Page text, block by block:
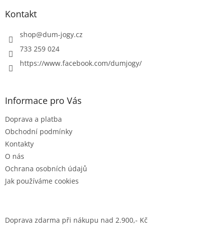
Kontakt
shop@dum-jogy.cz
733 259 024
https://www.facebook.com/dumjogy/
Informace pro Vás
Doprava a platba
Obchodní podmínky
Kontakty
O nás
Ochrana osobních údajů
Jak používáme cookies
Doprava zdarma při nákupu nad 2.900,- Kč